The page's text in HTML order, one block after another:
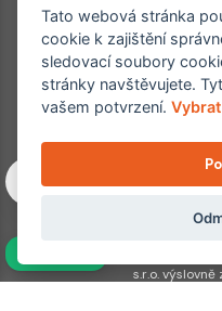
Copyright ©
Machkova 1642/2,
Všechna práva
s.r.o.
Tato webová stránka
cookie k zajištění
sledovací soubory
stránky navštěvujete.
vašem potvrzení.Vybrat